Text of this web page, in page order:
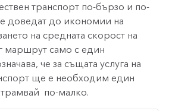
транспорт по-бързо и по-
доведат до икономии на
на средната скорост на
маршрут само с един
че за същата услуга на
ще е необходим един
по-малко.